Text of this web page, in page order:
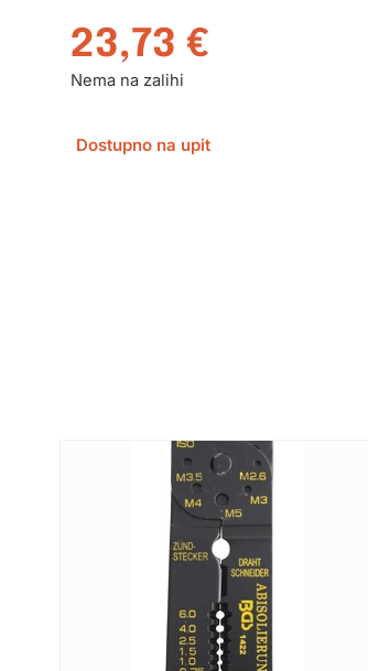
23,73 €
Nema na zalihi
Dostupno na upit